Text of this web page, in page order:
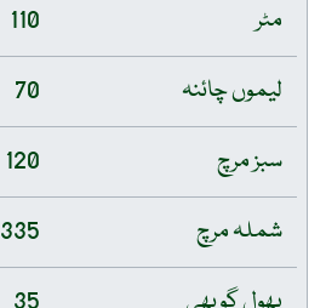
مٹر
110
لیموں چائنہ
70
سبز مرچ
120
شملہ مرچ
335